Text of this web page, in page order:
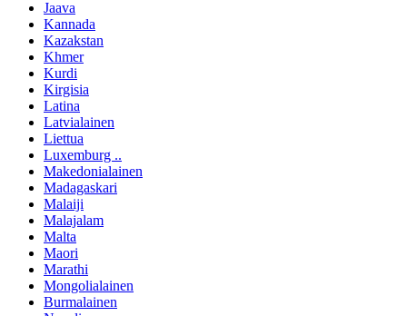
Jaava
Kannada
Kazakstan
Khmer
Kurdi
Kirgisia
Latina
Latvialainen
Liettua
Luxemburg ..
Makedonialainen
Madagaskari
Malaiji
Malajalam
Malta
Maori
Marathi
Mongolialainen
Burmalainen